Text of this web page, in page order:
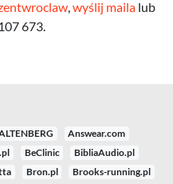
,wyślij maila lub
673.
Answear.com
BeClinic
BibliaAudio.pl
Bron.pl
Brooks-running.pl